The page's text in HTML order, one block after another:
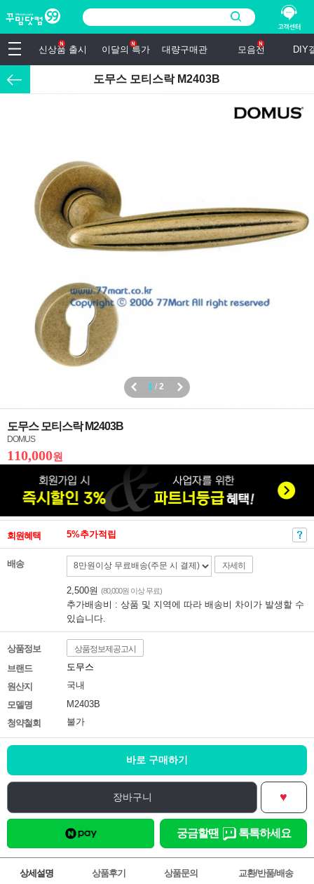
신상품 출시 이달의 특가 대량구매관 모음전 DIY
도무스 모티스락 M2403B
1 / 2
도무스 모티스락 M2403B
DOMUS
110,000원
회원혜택 5%추가적립
배송 자세히
2,500원 (80,000원 이상 무료)
추가배송비 : 상품 및 지역에 따라 배송비 차이가 발생할 수
있습니다.
상품정보 상품정보제공고시
브랜드
도무스
원산지
국내
모델명
M2403B
청약철회
불가
바로 구매하기
장바구니 ♥
궁금할땐 톡톡하세요
상세설명 상품후기 상품문의 교환/반품/배송